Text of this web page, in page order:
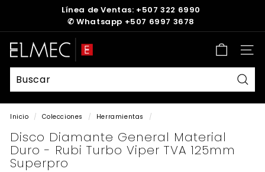
diapositivas
pausa
Línea de Ventas: +507 322 6990
✆ Whatsapp +507 6997 3678
E
L
M
E
C
Inicio / Colecciones / Herramientas /
Disco Diamante General Material
Duro - Rubi Turbo Viper TVA 125mm
Superpro